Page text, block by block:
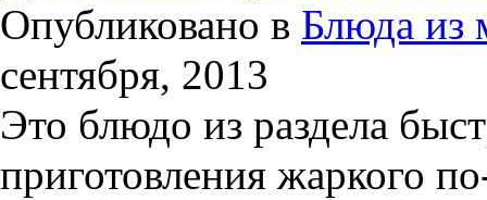
Опубликовано в Блюда из
сентября, 2013
Это блюдо из раздела
приготовления жаркого